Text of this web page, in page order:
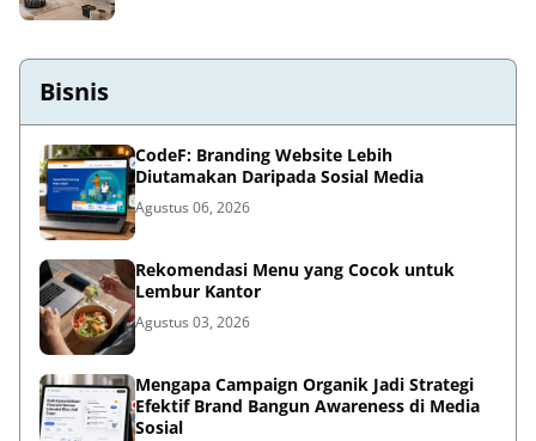
Bisnis
CodeF: Branding Website Lebih
Diutamakan Daripada Sosial Media
Agustus 06, 2026
Rekomendasi Menu yang Cocok untuk
Lembur Kantor
Agustus 03, 2026
Mengapa Campaign Organik Jadi Strategi
Efektif Brand Bangun Awareness di Media
Sosial